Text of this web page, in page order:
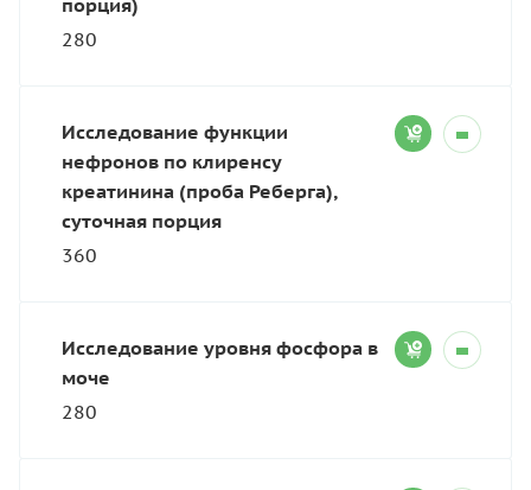
280
Исследование функции
нефронов по клиренсу
креатинина (проба Реберга),
суточная порция
360
Исследование уровня фосфора в
моче
280